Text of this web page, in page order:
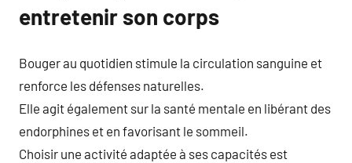
entretenir son corps
Bouger au quotidien stimule la circulation sanguine et
renforce les défenses naturelles.
Elle agit également sur la santé mentale en libérant des
endorphines et en favorisant le sommeil.
Choisir une activité adaptée à ses capacités est